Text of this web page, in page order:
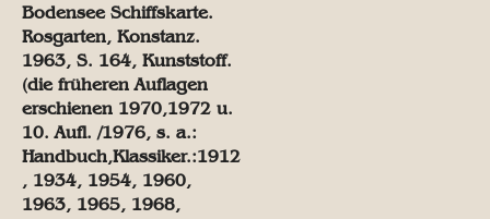
Bodensee Schiffskarte.
Rosgarten, Konstanz.
1963, S. 164, Kunststoff.
(die früheren Auflagen
erschienen 1970,1972 u.
10. Aufl. /1976, s. a.:
Handbuch,Klassiker.:1912
, 1934, 1954, 1960,
1963, 1965, 1968,